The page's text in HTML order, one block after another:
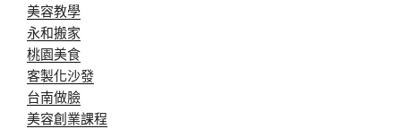
美容教學
永和搬家
桃園美食
客製化沙發
台南做臉
美容創業課程